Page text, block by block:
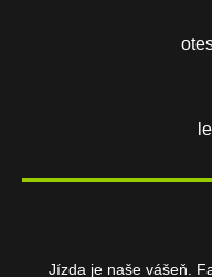
Jízda je naše vášeň.